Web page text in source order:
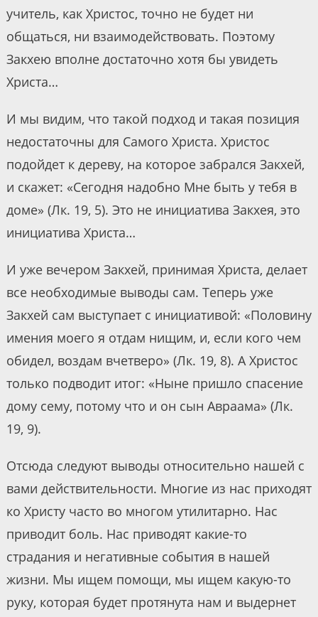
учитель, как Христос, точно не будет ни
общаться, ни взаимодействовать. Поэтому
Закхею вполне достаточно хотя бы увидеть
Христа…
И мы видим, что такой подход и такая позиция
недостаточны для Самого Христа. Христос
подойдет к дереву, на которое забрался Закхей,
и скажет: «Сегодня надобно Мне быть у тебя в
доме» (Лк. 19, 5). Это не инициатива Закхея, это
инициатива Христа…
И уже вечером Закхей, принимая Христа, делает
все необходимые выводы сам. Теперь уже
Закхей сам выступает с инициативой: «Половину
имения моего я отдам нищим, и, если кого чем
обидел, воздам вчетверо» (Лк. 19, 8). А Христос
только подводит итог: «Ныне пришло спасение
дому сему, потому что и он сын Авраама» (Лк.
19, 9).
Отсюда следуют выводы относительно нашей с
вами действительности. Многие из нас приходят
ко Христу часто во многом утилитарно. Нас
приводит боль. Нас приводят какие-то
страдания и негативные события в нашей
жизни. Мы ищем помощи, мы ищем какую-то
руку, которая будет протянута нам и выдернет